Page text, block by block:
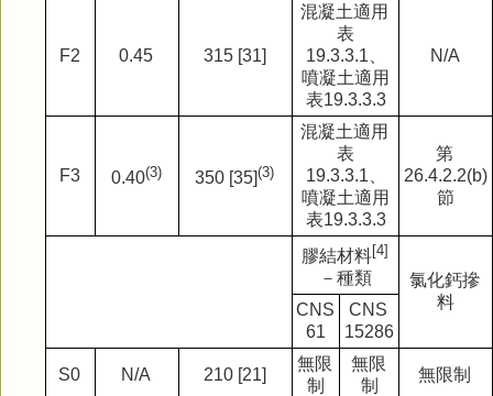
F2 0.45 315 [31]
混凝土適用
表
19.3.3.1
噴凝土適用
表19.3.3.3
N/A
F3 0.40(3) 350 [35](3)
混凝土適用
表
19.3.3.1
噴凝土適用
表19.3.3.3
第
26.4.2.2(b)
節
膠結材料[4]
－種類
氯化鈣摻
料
CNS
61
CNS
15286
S0 N/A 210 [21]
無限
制
無限
制
無限制